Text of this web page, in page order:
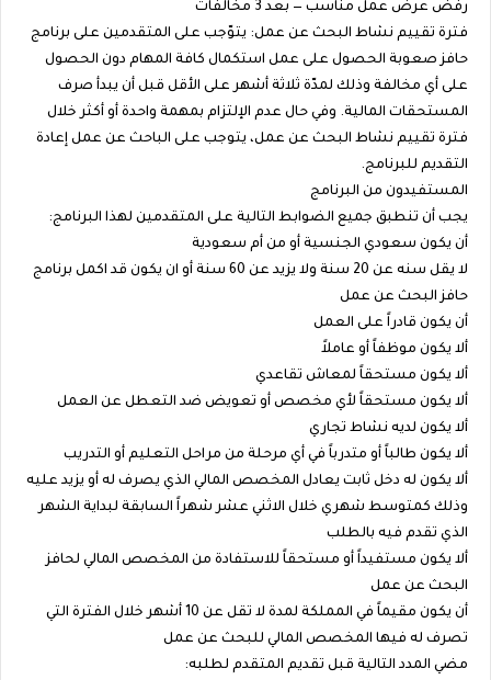
رفض عرض عمل مناسب — بعد 3 مخالفات
فترة تقييم نشاط البحث عن عمل: يتوّجب على المتقدمين على برنامج
حافز صعوبة الحصول على عمل استكمال كافة المهام دون الحصول
على أي مخالفة وذلك لمدّة ثلاثة أشهر على الأقل قبل أن يبدأ صرف
المستحقات المالية. وفي حال عدم الإلتزام بمهمة واحدة أو أكثر خلال
فترة تقييم نشاط البحث عن عمل، يتوجب على الباحث عن عمل إعادة
التقديم للبرنامج.
المستفيدون من البرنامج
يجب أن تنطبق جميع الضوابط التالية على المتقدمين لهذا البرنامج:
أن يكون سعودي الجنسية أو من أم سعودية
لا يقل سنه عن 20 سنة ولا يزيد عن 60 سنة أو ان يكون قد اكمل برنامج
حافز البحث عن عمل
أن يكون قادراً على العمل
ألا يكون موظفاً أو عاملاً
ألا يكون مستحقاً لمعاش تقاعدي
ألا يكون مستحقاً لأي مخصص أو تعويض ضد التعطل عن العمل
ألا يكون لديه نشاط تجاري
ألا يكون طالباً أو متدرباً في أي مرحلة من مراحل التعليم أو التدريب
ألا يكون له دخل ثابت يعادل المخصص المالي الذي يصرف له أو يزيد عليه
وذلك كمتوسط شهري خلال الاثني عشر شهراً السابقة لبداية الشهر
الذي تقدم فيه بالطلب
ألا يكون مستفيداً أو مستحقاً للاستفادة من المخصص المالي لحافز
البحث عن عمل
أن يكون مقيماً في المملكة لمدة لا تقل عن 10 أشهر خلال الفترة التي
تصرف له فيها المخصص المالي للبحث عن عمل
مضي المدد التالية قبل تقديم المتقدم لطلبه: